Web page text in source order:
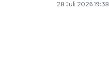
28 Juli 2026 19:38